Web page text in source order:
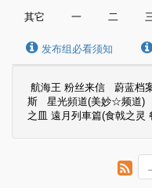
其它 一 二
发布组必看须知
航海王 粉丝来信 蔚蓝档
斯
星光頻道(美妙☆频道)
之皿 遠月列車篇(食戟之灵